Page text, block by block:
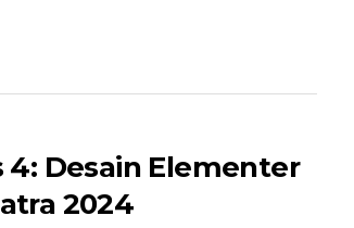
4: Desain Elementer
2024